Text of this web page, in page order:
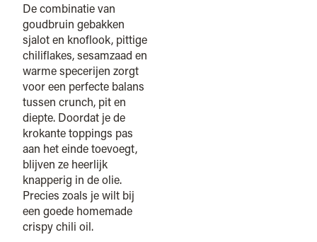
De combinatie van
goudbruin gebakken
sjalot en knoflook, pittige
chiliflakes, sesamzaad en
warme specerijen zorgt
voor een perfecte balans
tussen crunch, pit en
diepte. Doordat je de
krokante toppings pas
aan het einde toevoegt,
blijven ze heerlijk
knapperig in de olie.
Precies zoals je wilt bij
een goede homemade
crispy chili oil.